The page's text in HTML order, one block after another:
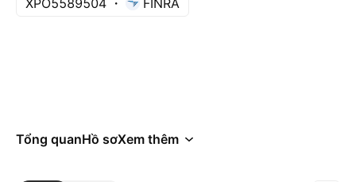
XPO5589504 FINRA
Tổng quanHồ sơXem thêm